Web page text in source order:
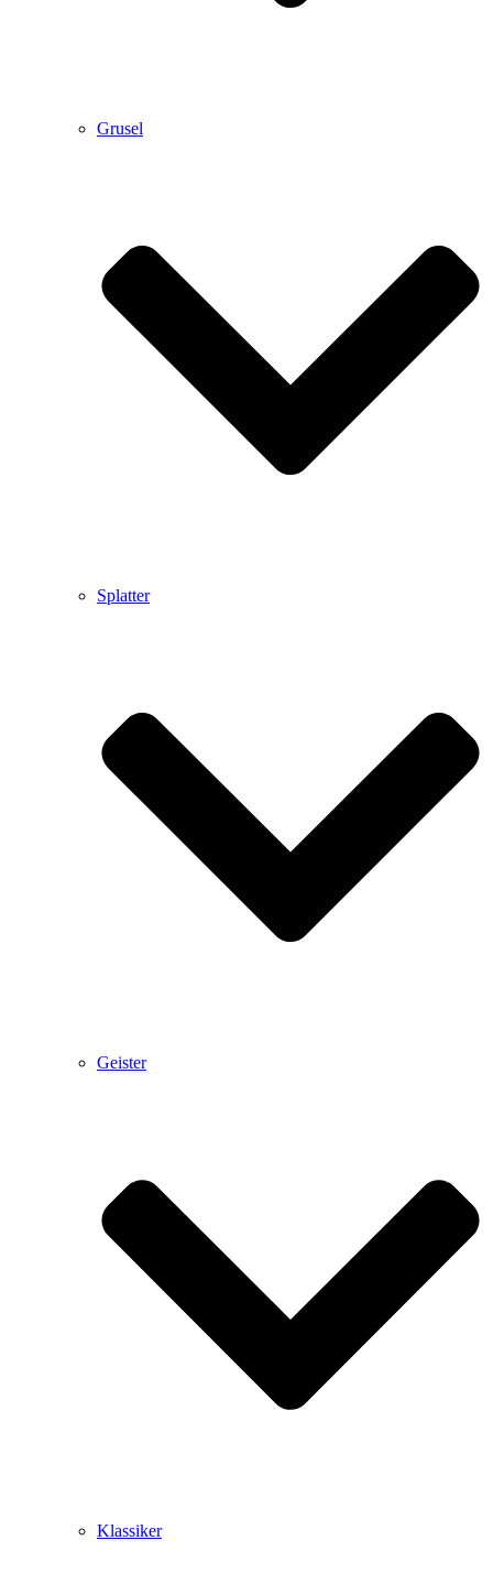
Grusel
Splatter
Geister
Klassiker